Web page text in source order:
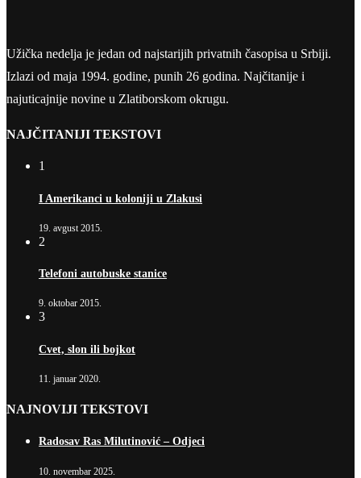
Užička nedelja je jedan od najstarijih privatnih časopisa u Srbiji.
Izlazi od maja 1994. godine, punih 26 godina. Najčitanije i
najuticajnije novine u Zlatiborskom okrugu.
NAJČITANIJI TEKSTOVI
1
I Amerikanci u koloniji u Zlakusi
19. avgust 2015.
2
Telefoni autobuske stanice
9. oktobar 2015.
3
Cvet, slon ili bojkot
11. januar 2020.
NAJNOVIJI TEKSTOVI
Radosav Ras Milutinović – Odjeci
10. novembar 2025.